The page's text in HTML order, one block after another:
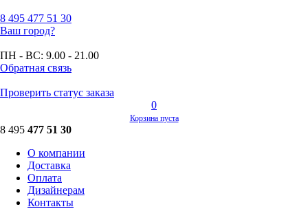
8 495 477 51 30
Ваш город?
ПН - ВС: 9.00 - 21.00
Обратная связь
Проверить статус заказа
0
Корзина пуста
8 495 477 51 30
О компании
Доставка
Оплата
Дизайнерам
Контакты